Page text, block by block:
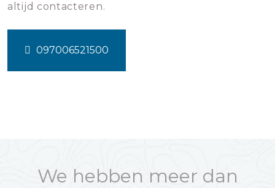
altijd contacteren.
097006521500
We hebben meer dan